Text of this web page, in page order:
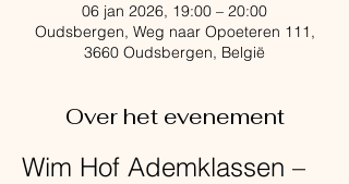
06 jan 2026, 19:00 – 20:00
Oudsbergen, Weg naar Opoeteren 111,
3660 Oudsbergen, België
Over het evenement
Wim Hof Ademklassen –